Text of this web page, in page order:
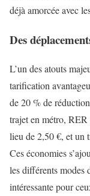
déjà amorcée avec
Des
L’un des atouts
tarification
de 20 % de
trajet en métro,
lieu de 2,50 €, et un
Ces économies
les différents modes
intéressante pour